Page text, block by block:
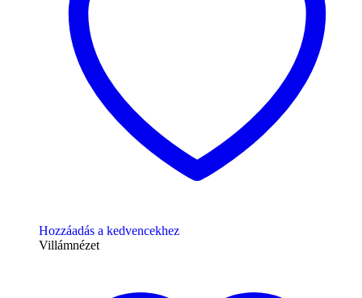
Hozzáadás a kedvencekhez
Villámnézet